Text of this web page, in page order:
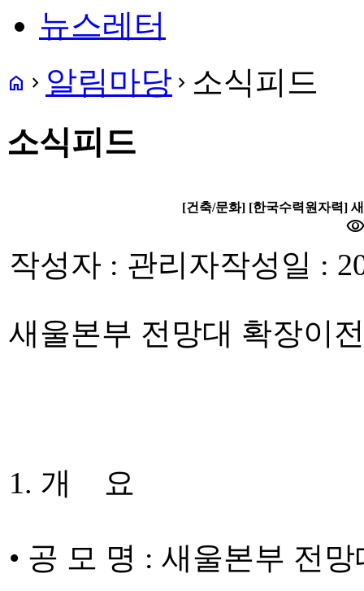
뉴스레터
home navigate_next 알림마당 navigate_next 소식피드
소식피드
[건축/문화] [한국수력원자력]
작성자 : 관리자작성일 :
새울본부 전망대 확장이
1. 개 요
• 공 모 명 : 새울본부 전